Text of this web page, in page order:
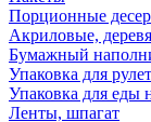
Порционные
Акриловые,
Бумажный
Упаковка для
Упаковка для еды
Ленты, шпагат